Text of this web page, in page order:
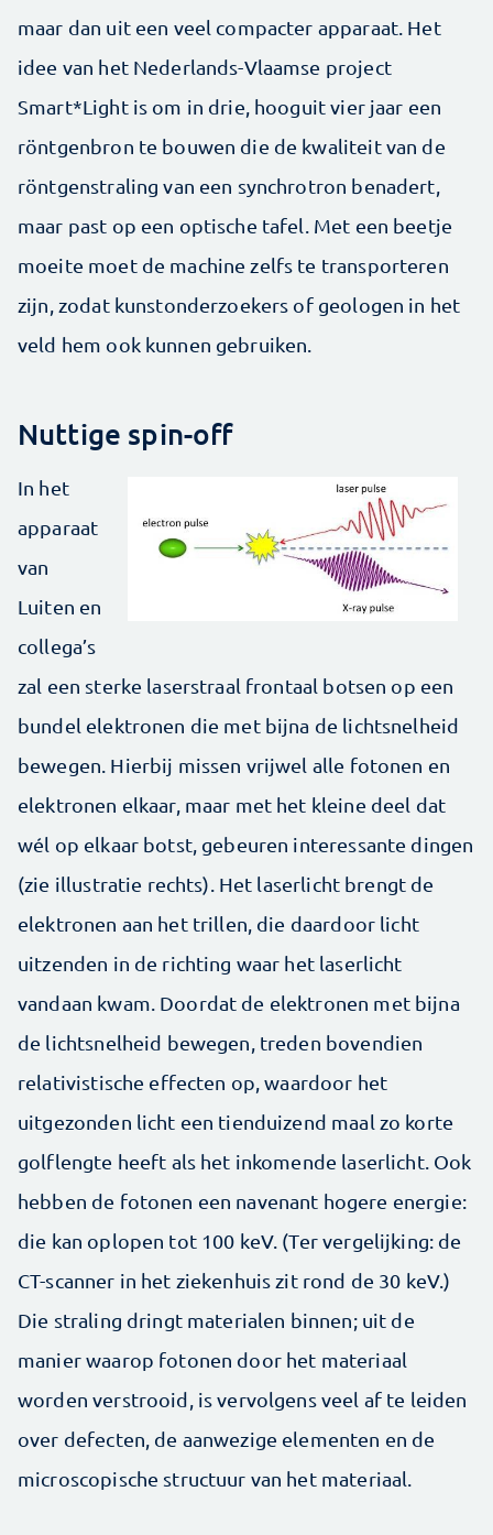
maar dan uit een veel compacter apparaat. Het
idee van het Nederlands-Vlaamse project
Smart*Light is om in drie, hooguit vier jaar een
röntgenbron te bouwen die de kwaliteit van de
röntgenstraling van een synchrotron benadert,
maar past op een optische tafel. Met een beetje
moeite moet de machine zelfs te transporteren
zijn, zodat kunstonderzoekers of geologen in het
veld hem ook kunnen gebruiken.
Nuttige spin-off
In het
apparaat
van
Luiten en
collega’s
zal een sterke laserstraal frontaal botsen op een
bundel elektronen die met bijna de lichtsnelheid
bewegen. Hierbij missen vrijwel alle fotonen en
elektronen elkaar, maar met het kleine deel dat
wél op elkaar botst, gebeuren interessante dingen
(zie illustratie rechts). Het laserlicht brengt de
elektronen aan het trillen, die daardoor licht
uitzenden in de richting waar het laserlicht
vandaan kwam. Doordat de elektronen met bijna
de lichtsnelheid bewegen, treden bovendien
relativistische effecten op, waardoor het
uitgezonden licht een tienduizend maal zo korte
golflengte heeft als het inkomende laserlicht. Ook
hebben de fotonen een navenant hogere energie:
die kan oplopen tot 100 keV. (Ter vergelijking: de
CT-scanner in het ziekenhuis zit rond de 30 keV.)
Die straling dringt materialen binnen; uit de
manier waarop fotonen door het materiaal
worden verstrooid, is vervolgens veel af te leiden
over defecten, de aanwezige elementen en de
microscopische structuur van het materiaal.